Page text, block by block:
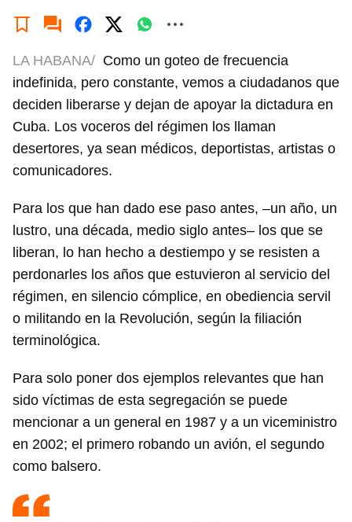
LA HABANA/ Como un goteo de frecuencia
indefinida, pero constante, vemos a ciudadanos que
deciden liberarse y dejan de apoyar la dictadura en
Cuba. Los voceros del régimen los llaman
desertores, ya sean médicos, deportistas, artistas o
comunicadores.
Para los que han dado ese paso antes, –un año, un
lustro, una década, medio siglo antes– los que se
liberan, lo han hecho a destiempo y se resisten a
perdonarles los años que estuvieron al servicio del
régimen, en silencio cómplice, en obediencia servil
o militando en la Revolución, según la filiación
terminológica.
Para solo poner dos ejemplos relevantes que han
sido víctimas de esta segregación se puede
mencionar a un general en 1987 y a un viceministro
en 2002; el primero robando un avión, el segundo
como balsero.